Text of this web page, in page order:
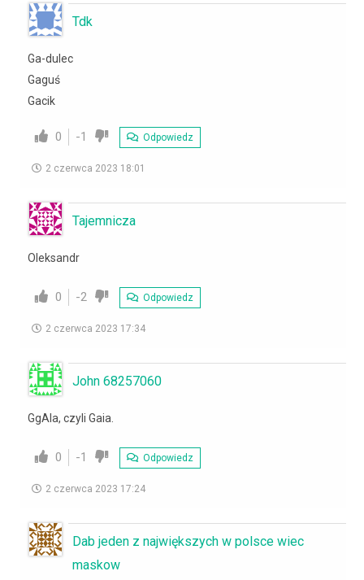
Tdk
Ga-dulec
Gaguś
Gacik
0 -1 Odpowiedz
2 czerwca 2023 18:01
Tajemnicza
Oleksandr
0 -2 Odpowiedz
2 czerwca 2023 17:34
John 68257060
GgAIa, czyli Gaia.
0 -1 Odpowiedz
2 czerwca 2023 17:24
Dab jeden z największych w polsce wiec
maskow